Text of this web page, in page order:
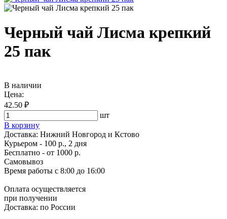
Черный чай Лисма крепкий
25 пак
В наличии
Цена:
42.50 ₽
шт
В корзину
Доставка: Нижний Новгород и Кстово
Курьером - 100 р., 2 дня
Бесплатно - от 1000 р.
Самовывоз
Время работы с 8:00 до 16:00
Оплата осуществляется
при получении
Доставка: по России